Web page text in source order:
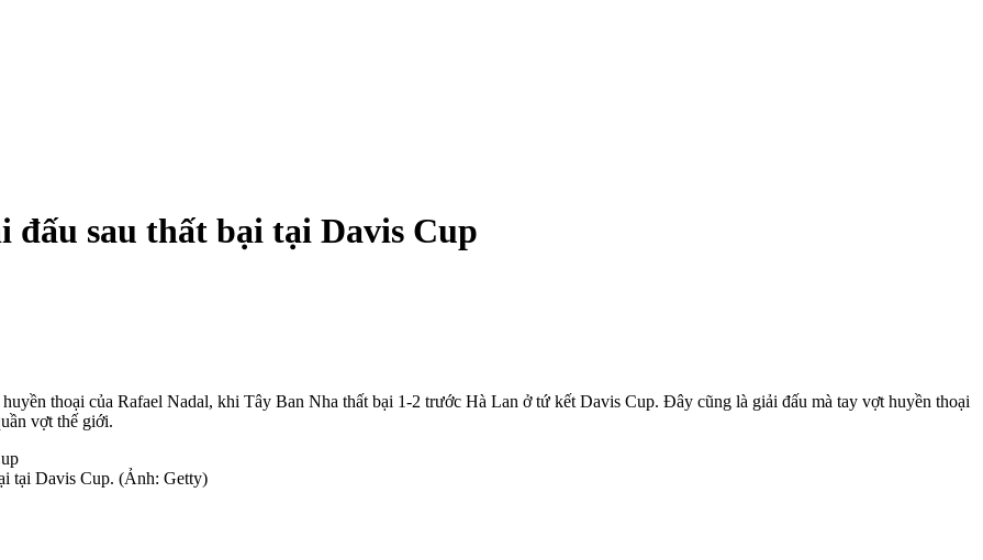
đấu sau thất bại tại Davis Cup
thoại của Rafael Nadal, khi Tây Ban Nha thất bại 1-2 trước Hà Lan ở tứ kết Davis Cup. Đây cũng là giải đấu mà tay vợt huyền thoại
vợt thế giới.
tại Davis Cup. (Ảnh: Getty)